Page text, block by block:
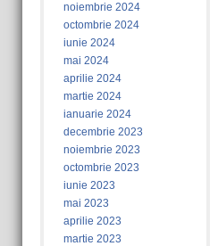
noiembrie 2024
octombrie 2024
iunie 2024
mai 2024
aprilie 2024
martie 2024
ianuarie 2024
decembrie 2023
noiembrie 2023
octombrie 2023
iunie 2023
mai 2023
aprilie 2023
martie 2023